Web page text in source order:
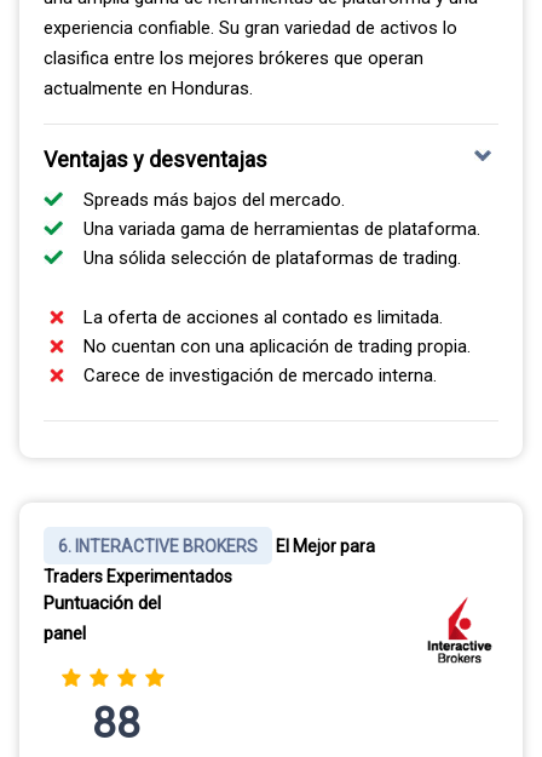
experiencia confiable. Su gran variedad de activos lo
clasifica entre los mejores brókeres que operan
actualmente en Honduras.
Ventajas y desventajas
Spreads más bajos del mercado.
Una variada gama de herramientas de plataforma.
Una sólida selección de plataformas de trading.
La oferta de acciones al contado es limitada.
No cuentan con una aplicación de trading propia.
Carece de investigación de mercado interna.
6. INTERACTIVE BROKERS
El Mejor para
Traders Experimentados
Puntuación del
panel
88